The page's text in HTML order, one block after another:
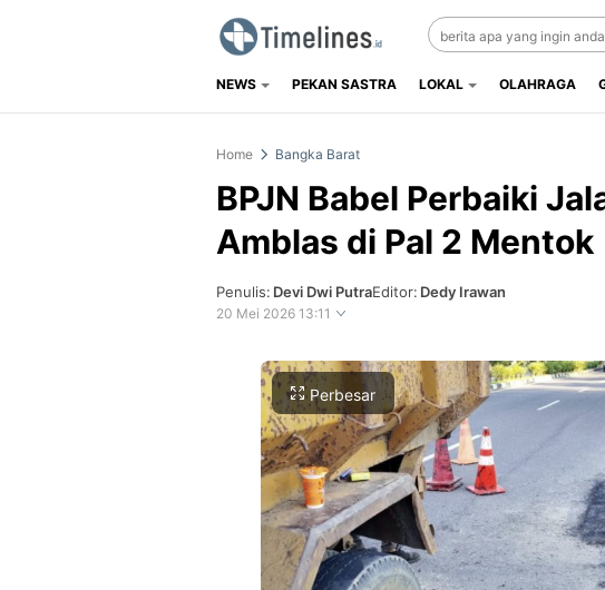
Timelines.id
Media Literasi, Sejarah & Budaya
NEWS PEKAN SASTRA LOKAL OLAHRAGA
Home Bangka Barat
BPJN Babel Perbaiki
Amblas di Pal 2 Mentok
Penulis: Devi Dwi PutraEditor: Dedy Irawan
20 Mei 2026 13:11
Perbesar